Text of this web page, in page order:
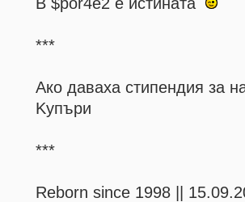
***
Aко даваха стипендия за
Kупъри
***
Reborn since 1998 ||